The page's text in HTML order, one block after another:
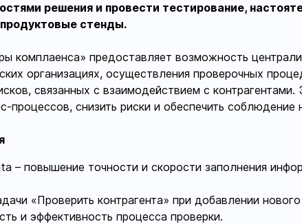
решения и провести тестирование,
стенды.
комплаенса» предоставляет возможность
организациях, осуществления проверочных
связанных с взаимодействием с
процессов, снизить риски и обеспечить соблюдение
– повышение точности и скорости заполнения
«Проверить контрагента» при добавлении
и эффективность процесса проверки.